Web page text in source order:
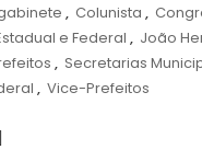
, Colunista ,
e Federal , João
, Secretarias
, Vice-Prefeitos